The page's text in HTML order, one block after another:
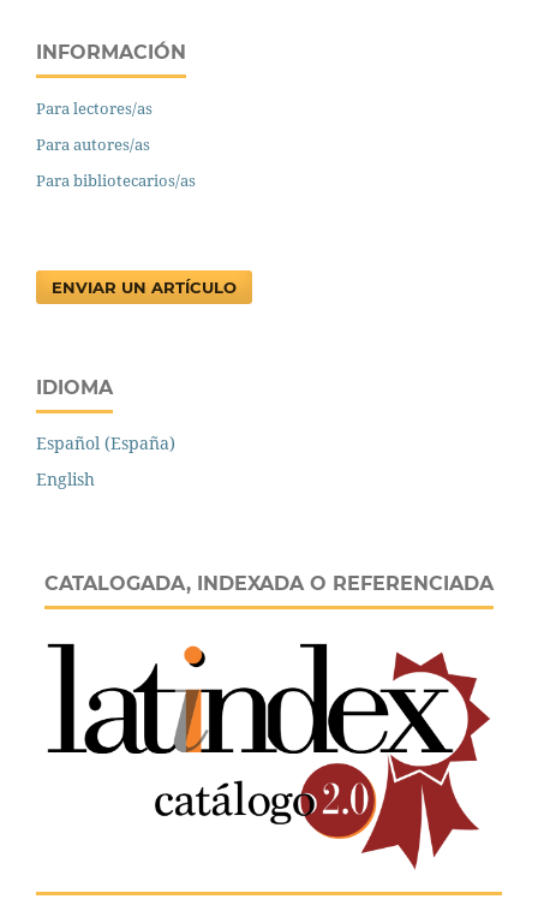
INFORMACIÓN
Para lectores/as
Para autores/as
Para bibliotecarios/as
ENVIAR UN ARTÍCULO
IDIOMA
Español (España)
English
CATALOGADA, INDEXADA O REFERENCIADA